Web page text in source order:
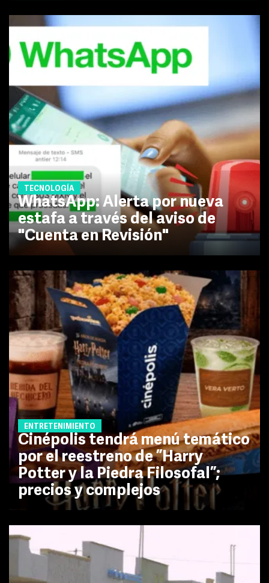
TECNOLOGÍA
WhatsApp: Alerta por nueva
estafa a través del aviso de
"Cuenta en Revisión"
ENTRETENIMIENTO
Cinépolis tendrá menú temático
por el reestreno de ”Harry
Potter y la Piedra Filosofal”;
precios y complejos